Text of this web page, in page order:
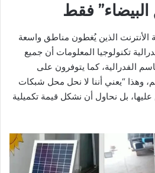
فقط
الذين يُغطون مناطق واسعة
تكنولوجيا المعلومات أن جميع
الفدرالية، كما يتوفرون على
وهذا “يعني أننا لا نحل محل شبكات
بل نحاول أن نشكل قيمة تكميلية